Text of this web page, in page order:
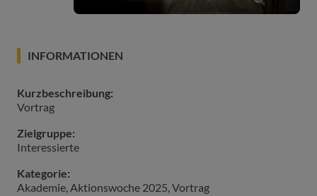
INFORMATIONEN
Kurzbeschreibung:
Vortrag
Zielgruppe:
Interessierte
Kategorie:
Akademie, Aktionswoche 2025, Vortrag